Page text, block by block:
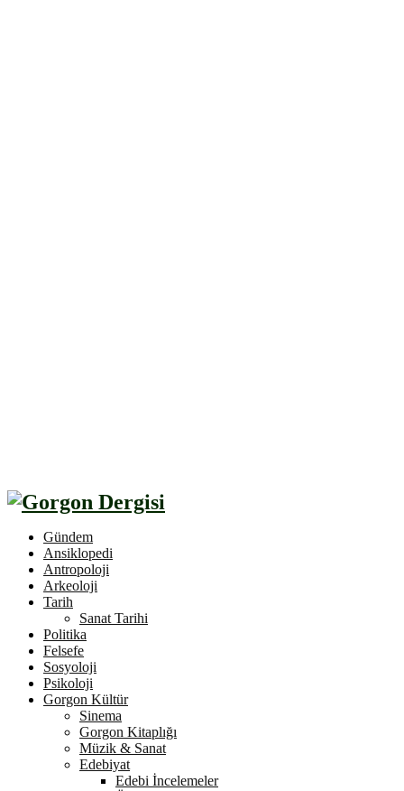
Gündem
Ansiklopedi
Antropoloji
Arkeoloji
Tarih
Sanat Tarihi
Politika
Felsefe
Sosyoloji
Psikoloji
Gorgon Kültür
Sinema
Gorgon Kitaplığı
Müzik & Sanat
Edebiyat
Edebi İncelemeler